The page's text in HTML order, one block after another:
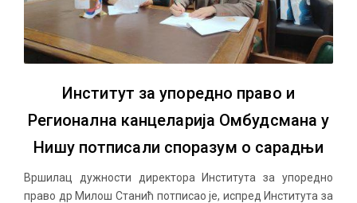
Институт за упоредно право и
Регионална канцеларија Омбудсмана у
Нишу потписали споразум о сарадњи
Вршилац дужности директора Института за упоредно
право др Милош Станић потписао је, испред Института за